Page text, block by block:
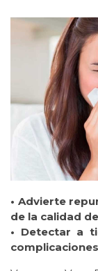
• Advierte
de la calidad
• Detectar a